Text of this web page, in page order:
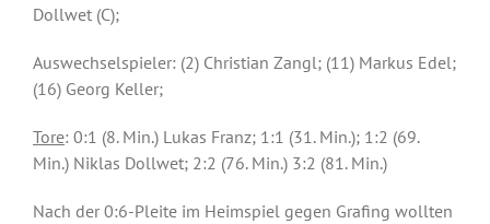
Dollwet (C);
Auswechselspieler: (2) Christian Zangl; (11) Markus Edel;
(16) Georg Keller;
Tore: 0:1 (8. Min.) Lukas Franz; 1:1 (31. Min.); 1:2 (69.
Min.) Niklas Dollwet; 2:2 (76. Min.) 3:2 (81. Min.)
Nach der 0:6-Pleite im Heimspiel gegen Grafing wollten